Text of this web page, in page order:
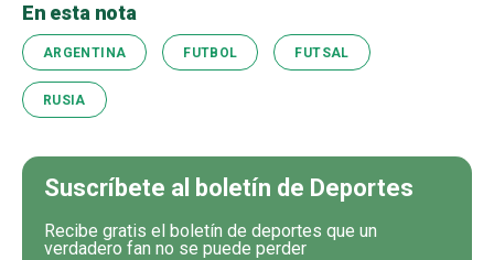
En esta nota
ARGENTINA FUTBOL FUTSAL
RUSIA
Suscríbete al boletín de Deportes
Recibe gratis el boletín de deportes que un
verdadero fan no se puede perder